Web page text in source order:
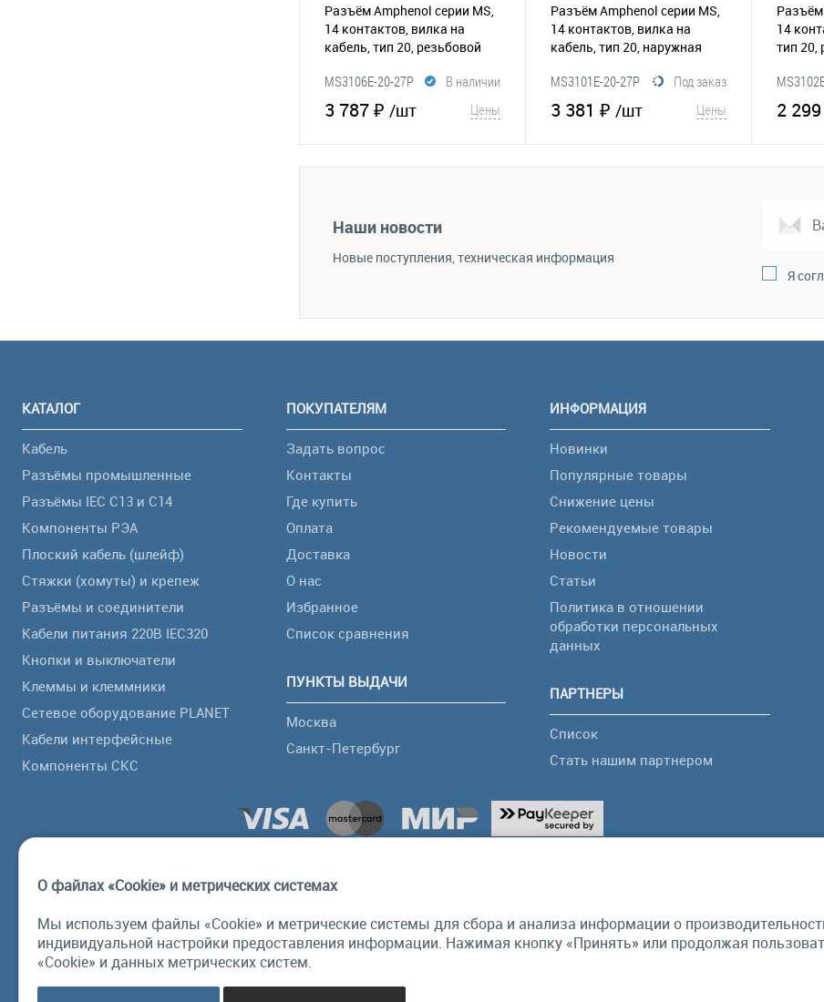
Разъём Amphenol серии MS,
14 контактов, вилка на
кабель, тип 20, резьбовой
В наличии
MS3106E-20-27P
3 787 ₽ /шт Цены
В корзину
В избранное
Разъём Amphenol серии MS,
14 контактов, вилка на
кабель, тип 20, наружная
резьба
Под заказ
MS3101E-20-27P
3 381 ₽ /шт Цены
В корзину
Разъём
14
тип 20,
2
В
Наши новости
Новые поступления, техническая информация
Я
КАТАЛОГ
Кабель
Разъёмы промышленные
Разъёмы IEC C13 и C14
Компоненты РЭА
Плоский кабель (шлейф)
Стяжки (хомуты) и крепеж
Разъёмы и соединители
Кабели питания 220В IEC320
Кнопки и выключатели
Клеммы и клеммники
Сетевое оборудование PLANET
Кабели интерфейсные
Компоненты СКС
ПОКУПАТЕЛЯМ
Задать вопрос
Контакты
Где купить
Оплата
Доставка
О нас
Избранное
Список сравнения
ПУНКТЫ ВЫДАЧИ
Москва
Санкт-Петербург
ИНФОРМАЦИЯ
Новинки
Популярные товары
Снижение цены
Рекомендуемые товары
Новости
Статьи
Политика в отношении
обработки персональных
данных
ПАРТНЕРЫ
Список
Стать нашим партнером
О файлах «Cookie» и метрических системах
Мы используем файлы «Cookie» и метрические системы для сбора и анализа информации о
индивидуальной настройки предоставления информации. Нажимая кнопку «Принять» или продолжая
«Cookie» и данных метрических систем.